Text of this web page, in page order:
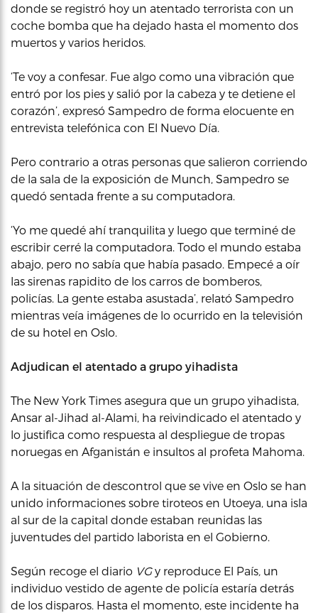
donde se registró hoy un atentado terrorista con un
coche bomba que ha dejado hasta el momento dos
muertos y varios heridos.
‘Te voy a confesar. Fue algo como una vibración que
entró por los pies y salió por la cabeza y te detiene el
corazón’, expresó Sampedro de forma elocuente en
entrevista telefónica con El Nuevo Día.
Pero contrario a otras personas que salieron corriendo
de la sala de la exposición de Munch, Sampedro se
quedó sentada frente a su computadora.
‘Yo me quedé ahí tranquilita y luego que terminé de
escribir cerré la computadora. Todo el mundo estaba
abajo, pero no sabía que había pasado. Empecé a oír
las sirenas rapidito de los carros de bomberos,
policías. La gente estaba asustada’, relató Sampedro
mientras veía imágenes de lo ocurrido en la televisión
de su hotel en Oslo.
Adjudican el atentado a grupo yihadista
The New York Times asegura que un grupo yihadista,
Ansar al-Jihad al-Alami, ha reivindicado el atentado y
lo justifica como respuesta al despliegue de tropas
noruegas en Afganistán e insultos al profeta Mahoma.
A la situación de descontrol que se vive en Oslo se han
unido informaciones sobre tiroteos en Utoeya, una isla
al sur de la capital donde estaban reunidas las
juventudes del partido laborista en el Gobierno.
Según recoge el diario VGy reproduce El País un
individuo vestido de agente de policía estaría detrás
de los disparos. Hasta el momento, este incidente ha